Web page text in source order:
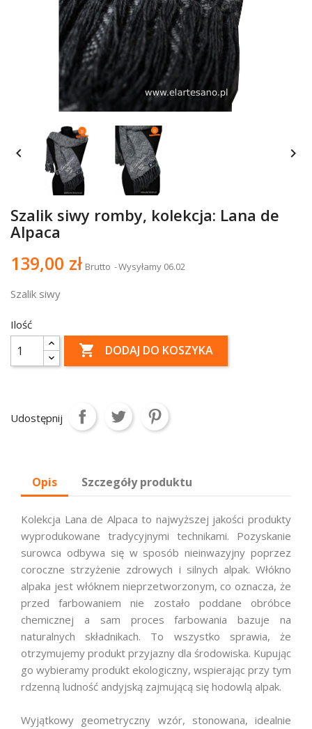
 
Szalik siwy romby, kolekcja: Lana de
Alpaca
139,00 zł Brutto Wysyłamy 06.02
Szalik siwy
Ilość
 DODAJ DO KOSZYKA
Udostępnij
Opis Szczegóły produktu
Kolekcja Lana de Alpaca to najwyższej jakości produkty
wyprodukowane tradycyjnymi technikami. Pozyskanie
surowca odbywa się w sposób nieinwazyjny poprzez
coroczne strzyżenie zdrowych i silnych alpak. Włókno
alpaka jest włóknem nieprzetworzonym, co oznacza, że
przed farbowaniem nie zostało poddane obróbce
chemicznej a sam proces farbowania bazuje na
naturalnych składnikach. To wszystko sprawia, że
otrzymujemy produkt przyjazny dla środowiska. Kupując
go wybieramy produkt ekologiczny, wspierając przy tym
rdzenną ludność andyjską zajmującą się hodowlą alpak.
Wyjątkowy geometryczny wzór, stonowana, idealnie